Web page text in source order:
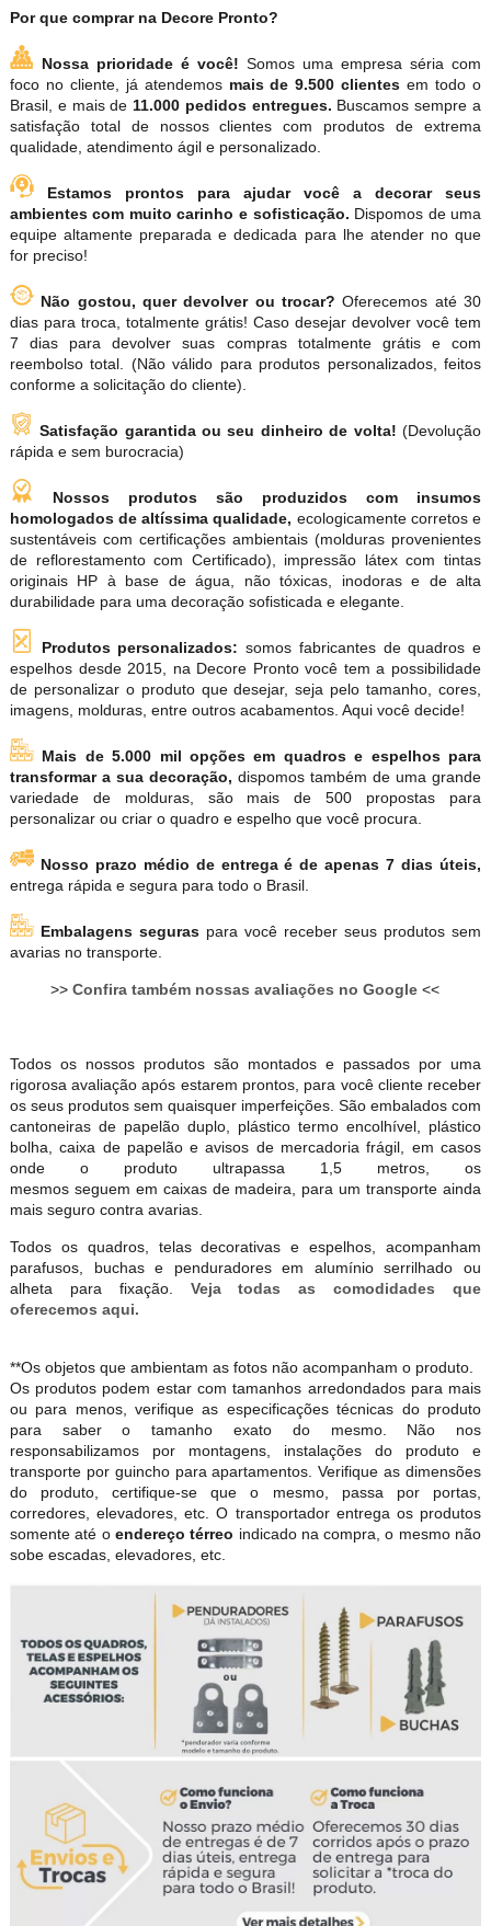
Por que comprar na Decore Pronto?
Nossa prioridade é você! Somos uma empresa séria com
foco no cliente, já atendemos mais de 9.500 clientes em todo o
Brasil, e mais de 11.000 pedidos entregues. Buscamos sempre a
satisfação total de nossos clientes com produtos de extrema
qualidade, atendimento ágil e personalizado.
Estamos prontos para ajudar você a decorar seus
ambientes com muito carinho e sofisticação. Dispomos de uma
equipe altamente preparada e dedicada para lhe atender no que
for preciso!
Não gostou, quer devolver ou trocar?Oferecemos até 30
dias para troca, totalmente grátis! Caso desejar devolver você tem
7 dias para devolver suas compras totalmente grátis e com
reembolso total. (Não válido para produtos personalizados, feitos
conforme a solicitação do cliente).
Satisfação garantida ou seu dinheiro de volta!(Devolução
rápida e sem burocracia)
Nossos produtos são produzidos com insumos
homologados de altíssima qualidade, ecologicamente corretos e
sustentáveis com certificações ambientais (molduras provenientes
de reflorestamento com Certificado), impressão látex com tintas
originais HP à base de água, não tóxicas, inodoras e de alta
durabilidade para uma decoração sofisticada e elegante.
Produtos personalizados: somos fabricantes de quadros e
espelhos desde 2015, na Decore Pronto você tem a possibilidade
de personalizar o produto que desejar, seja pelo tamanho, cores,
imagens, molduras, entre outros acabamentos. Aqui você decide!
Mais de 5.000 mil opções em quadros e espelhos para
transformar a sua decoração, dispomos também de uma grande
variedade de molduras, são mais de 500 propostas para
personalizar ou criar o quadro e espelho que você procura.
Nosso prazo médio de entrega é de apenas 7 dias úteis,
entrega rápida e segura para todo o Brasil.
Embalagens seguras para você receber seus produtos sem
avarias no transporte.
>>Confira também nossas avaliações no Google <<
Todos os nossos produtos são montados e passados por uma
rigorosa avaliação após estarem prontos, para você cliente receber
os seus produtos sem quaisquer imperfeições. São embalados com
cantoneiras de papelão duplo, plástico termo encolhível, plástico
bolha, caixa de papelão e avisos de mercadoria frágil, em casos
onde o produto ultrapassa 1,5 metros, os
mesmos seguem em caixas de madeira, para um transporte ainda
mais seguro contra avarias.
Todos os quadros, telas decorativas e espelhos, acompanham
parafusos, buchas e penduradores em alumínio serrilhado ou
alheta para fixação. Veja todas as comodidades que
oferecemos aqui.
**Os objetos que ambientam as fotos não acompanham o produto.
Os produtos podem estar com tamanhos arredondados para mais
ou para menos, verifique as especificações técnicas do produto
para saber o tamanho exato do mesmo. Não nos
responsabilizamos por montagens, instalações do produto e
transporte por guincho para apartamentos. Verifique as dimensões
do produto, certifique-se que o mesmo, passa por portas,
corredores, elevadores, etc. O transportador entrega os produtos
somente até o endereço térreo indicado na compra, o mesmo não
sobe escadas, elevadores, etc.